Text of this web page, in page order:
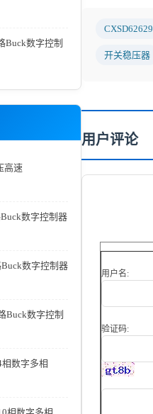
Buck数字控制
高速
数字控制器
数字控制器
Buck数字控制
数字多相
CXSD62629
开关稳压器
用户评论
用户名:
验证码: